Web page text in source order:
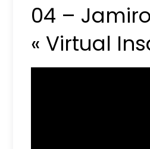
04 –
« Virtual